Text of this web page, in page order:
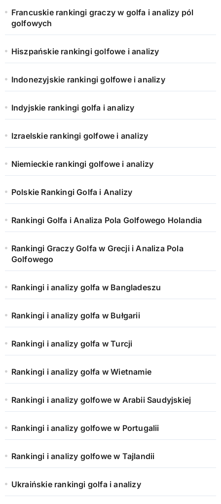
Francuskie rankingi graczy w golfa i analizy pól
golfowych
Hiszpańskie rankingi golfowe i analizy
Indonezyjskie rankingi golfowe i analizy
Indyjskie rankingi golfa i analizy
Izraelskie rankingi golfowe i analizy
Niemieckie rankingi golfowe i analizy
Polskie Rankingi Golfa i Analizy
Rankingi Golfa i Analiza Pola Golfowego Holandia
Rankingi Graczy Golfa w Grecji i Analiza Pola
Golfowego
Rankingi i analizy golfa w Bangladeszu
Rankingi i analizy golfa w Bułgarii
Rankingi i analizy golfa w Turcji
Rankingi i analizy golfa w Wietnamie
Rankingi i analizy golfowe w Arabii Saudyjskiej
Rankingi i analizy golfowe w Portugalii
Rankingi i analizy golfowe w Tajlandii
Ukraińskie rankingi golfa i analizy